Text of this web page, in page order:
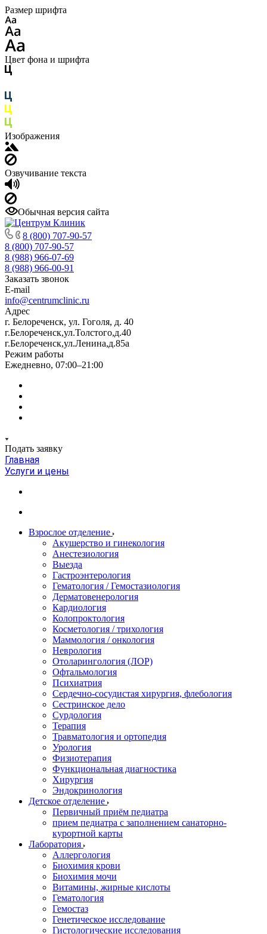
Размер шрифта
Цвет фона и шрифта
Изображения
Озвучивание текста
Обычная версия сайта
8 (800) 707-90-57
8 (800) 707-90-57
8 (988) 966-07-69
8 (988) 966-00-91
Заказать звонок
E-mail
info@centrumclinic.ru
Адрес
г. Белореченск, ул. Гоголя, д. 40
г.Белореченск,ул.Толстого,д.40
г.Белореченск,ул.Ленина,д.85а
Режим работы
Ежедневно, 07:00–21:00
Подать заявку
Главная
Услуги и цены
Взрослое отделение
Акушерство и гинекология
Анестезиология
Выезда
Гастроэнтерология
Гематология / Гемостазиология
Дерматовенерология
Кардиология
Колопроктология
Косметология / трихология
Маммология / онкология
Неврология
Отоларингология (ЛОР)
Офтальмология
Психиатрия
Сердечно-сосудистая хирургия, флебология
Сестринское дело
Сурдология
Терапия
Травматология и ортопедия
Урология
Физиотерапия
Функциональная диагностика
Хирургия
Эндокринология
Детское отделение
Первичный приём педиатра
прием педиатра с заполнением санаторно-
курортной карты
Лаборатория
Аллергология
Биохимия крови
Биохимия мочи
Витамины, жирные кислоты
Гематология
Гемостаз
Генетическое исследование
Гистологические исследования